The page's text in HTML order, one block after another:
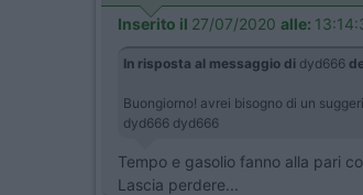
Inserito il 27/07/2020 alle:
In risposta al messaggio di dyd666
Buongiorno! avrei bisogno di un
dyd666 dyd666
Tempo e gasolio fanno alla pari
Lascia perdere...